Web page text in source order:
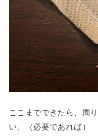
ここまでできたら、周
い。（必要であれば）